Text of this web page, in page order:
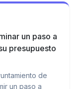
un paso a
presupuesto
de
un paso a